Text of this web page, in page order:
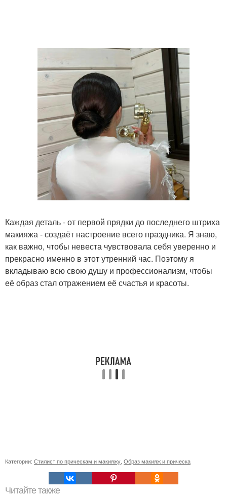
Каждая деталь - от первой прядки до последнего штриха
макияжа - создаёт настроение всего праздника. Я знаю,
как важно, чтобы невеста чувствовала себя уверенно и
прекрасно именно в этот утренний час. Поэтому я
вкладываю всю свою душу и профессионализм, чтобы
её образ стал отражением её счастья и красоты.
Категории: Стилист по прическам и макияжу Образ макияж и прическа
Читайте также